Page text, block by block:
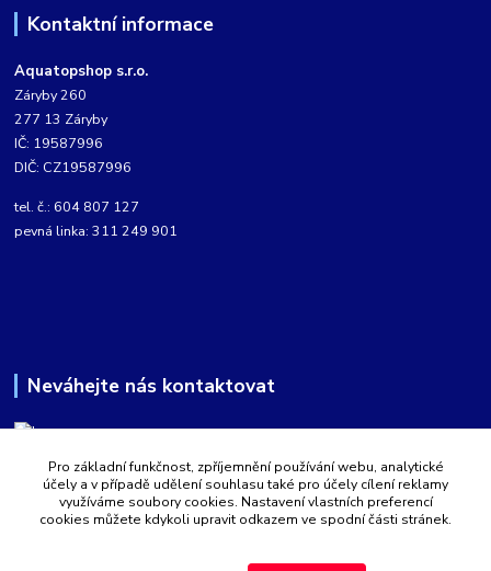
Kontaktní informace
Aquatopshop s.r.o.
Záryby 260
277 13 Záryby
IČ: 19587996
DIČ: CZ19587996
tel. č.: 604 807 127
pevná linka: 311 249 901
Neváhejte nás kontaktovat
Martin Kabíček
8:00 - 16:00 hod.
Pro základní funkčnost, zpříjemnění používání webu, analytické
účely a v případě udělení souhlasu také pro účely cílení reklamy
využíváme soubory cookies. Nastavení vlastních preferencí
cookies můžete kdykoli upravit odkazem ve spodní části stránek.